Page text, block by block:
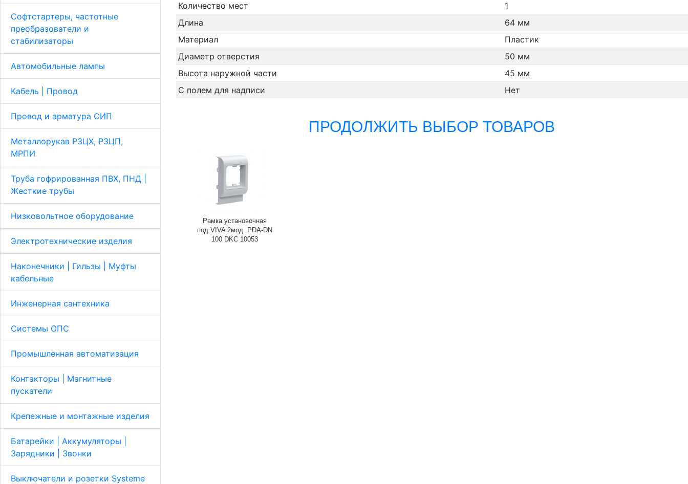
Софтстартеры, частотные
преобразователи и
стабилизаторы
Автомобильные лампы
Кабель | Провод
Провод и арматура СИП
Металлорукав Р3ЦХ, Р3ЦП,
МРПИ
Труба гофрированная ПВХ, ПНД |
Жесткие трубы
Низковольтное оборудование
Электротехнические изделия
Наконечники | Гильзы | Муфты
кабельные
Инженерная сантехника
Системы ОПС
Промышленная автоматизация
Контакторы | Магнитные
пускатели
Крепежные и монтажные изделия
Батарейки | Аккумуляторы |
Зарядники | Звонки
Выключатели и розетки Systeme
Количество мест
1
Длина
64 мм
Материал
Пластик
Диаметр отверстия
50 мм
Высота наружной части
45 мм
С полем для надписи
Нет
ПРОДОЛЖИТЬ ВЫБОР ТОВАРОВ
Рамка установочная
под VIVA 2мод. PDA-DN
100 DKC 10053